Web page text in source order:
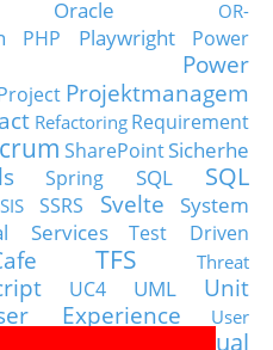
Oracle
OR-
PHP Playwright
Power
Power
Projektmanagem
Refactoring Requirement
SharePointSicherhe
Spring SQL
SQL
SSRS Svelte
System
Services
Test Driven
TFS
Threat
UC4 UML
Unit
Experience
User
Visual